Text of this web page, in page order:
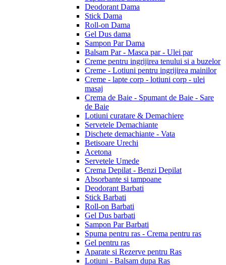
Deodorant Dama
Stick Dama
Roll-on Dama
Gel Dus dama
Sampon Par Dama
Balsam Par - Masca par - Ulei par
Creme pentru ingrijirea tenului si a buzelor
Creme - Lotiuni pentru ingrijirea mainilor
Creme - lapte corp - lotiuni corp - ulei
masaj
Crema de Baie - Spumant de Baie - Sare
de Baie
Lotiuni curatare & Demachiere
Servetele Demachiante
Dischete demachiante - Vata
Betisoare Urechi
Acetona
Servetele Umede
Crema Depilat - Benzi Depilat
Absorbante si tampoane
Deodorant Barbati
Stick Barbati
Roll-on Barbati
Gel Dus barbati
Sampon Par Barbati
Spuma pentru ras - Crema pentru ras
Gel pentru ras
Aparate si Rezerve pentru Ras
Lotiuni - Balsam dupa Ras